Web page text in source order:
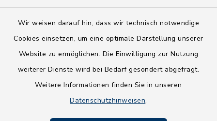
Wir weisen darauf hin, dass wir technisch notwendige
Cookies einsetzen, um eine optimale Darstellung unserer
Website zu ermöglichen. Die Einwilligung zur Nutzung
weiterer Dienste wird bei Bedarf gesondert abgefragt.
Weitere Informationen finden Sie in unseren
Datenschutzhinweisen.
Barrierefreiheit